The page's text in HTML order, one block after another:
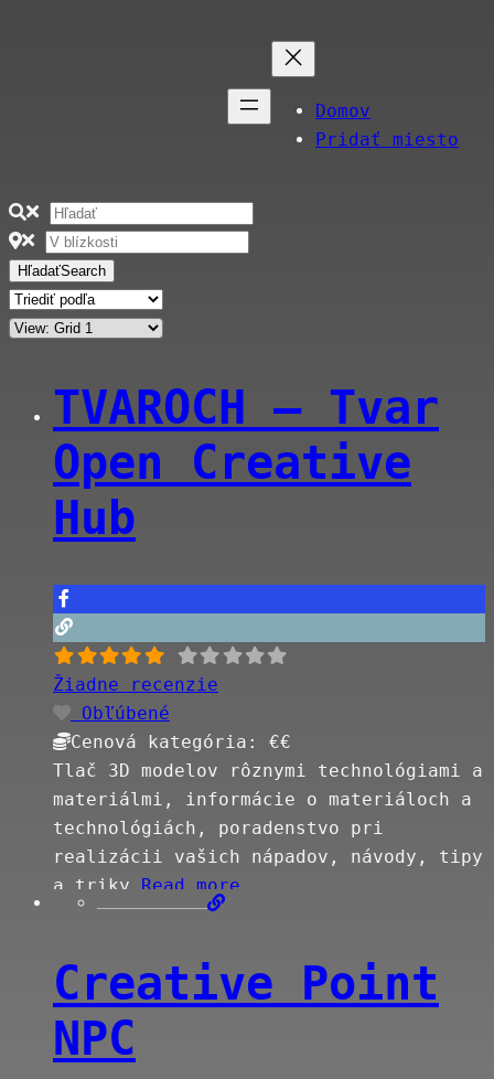
Domov
Pridať miesto
HľadaťSearch
TVAROCH – Tvar
Open Creative
Hub
Žiadne recenzie
Obľúbené
Cenová kategória: €€
Tlač 3D modelov rôznymi technológiami a
materiálmi, informácie o materiáloch a
technológiách, poradenstvo pri
realizácii vašich nápadov, návody, tipy
a triky Read more…
Creative Point
NPC